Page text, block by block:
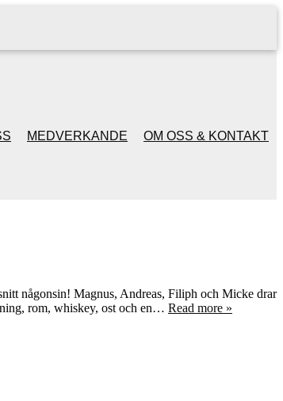
MEDVERKANDE OM OSS & KONTAKT
någonsin! Magnus, Andreas, Filiph och Micke drar
rom, whiskey, ost och en… Read more »